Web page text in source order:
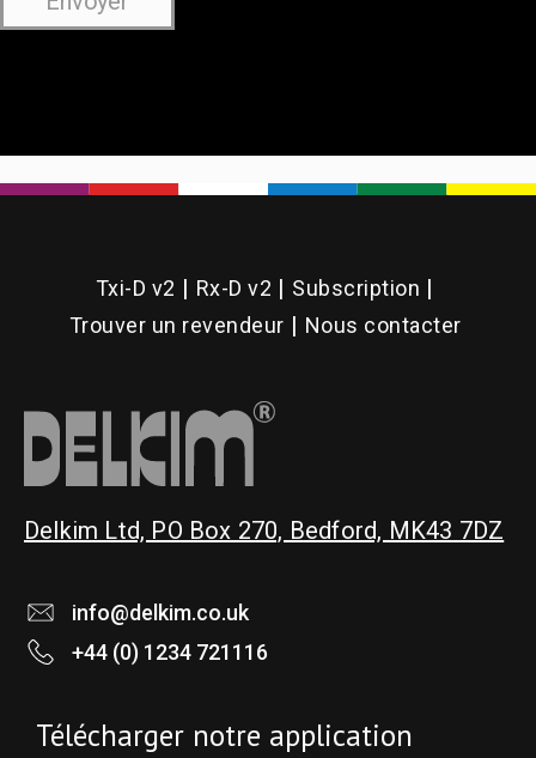
Txi-D v2 Rx-D v2
Subscription
Trouver un revendeur
Nous contacter
Delkim Ltd, PO Box 270, Bedford, MK43 7DZ
info@delkim.co.uk
+44 (0) 1234 721116
Télécharger notre application